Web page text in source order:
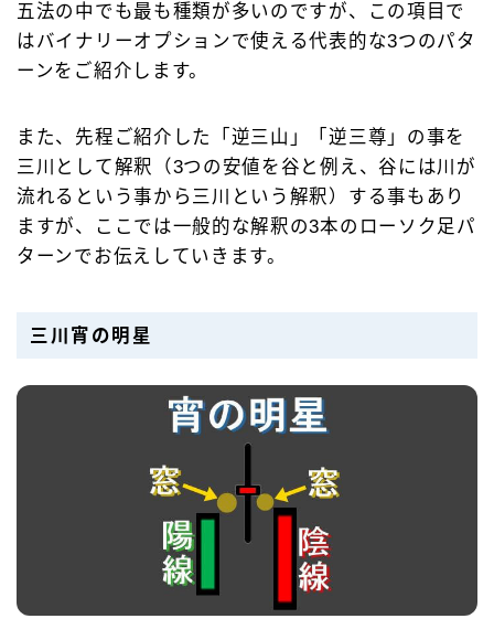
五法の中でも最も種類が多いのですが、この項目で
はバイナリーオプションで使える代表的な3つのパタ
ーンをご紹介します。
また、先程ご紹介した「逆三山」「逆三尊」の事を
三川として解釈（3つの安値を谷と例え、谷には川が
流れるという事から三川という解釈）する事もあり
ますが、ここでは一般的な解釈の3本のローソク足パ
ターンでお伝えしていきます。
三川宵の明星